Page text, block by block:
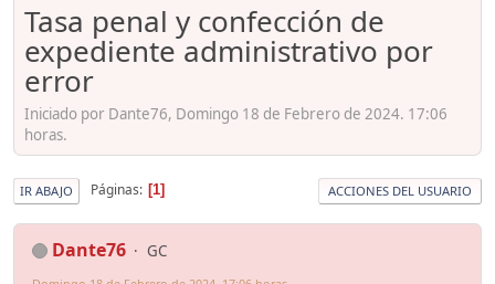
Tasa penal y confección de
expediente administrativo por
error
Iniciado por Dante76, Domingo 18 de Febrero de 2024. 17:06
horas.
IR ABAJO Páginas 1 ACCIONES DEL USUARIO
Dante76 GC